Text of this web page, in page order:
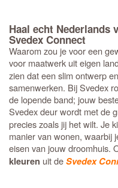
Haal echt Nederlands
Svedex Connect
Waarom zou je voor een
voor maatwerk uit eigen
zien dat een slim ontwerp
samenwerken. Bij Svedex
de lopende band; jouw
Svedex deur wordt met de
precies zoals jij het wilt. Je
manier van wonen, waarbij
eisen van jouw droomhuis.
kleuren uit deSvedex